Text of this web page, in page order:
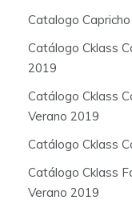
Catalogo Capricho
Catálogo Cklass
2019
Catálogo Cklass
Verano 2019
Catálogo Cklass
Catálogo Cklass
Verano 2019